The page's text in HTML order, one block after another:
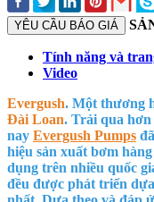
YÊU CẦU BÁO GIÁ
Tính năng và
Video
Evergush. Một thương
Đài Loan. Trải qua hơn
nay Evergush Pumps
hiệu sản xuất bơm
dụng trên nhiều quốc
đều được phát triển